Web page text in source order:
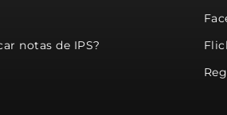
notas de IPS?